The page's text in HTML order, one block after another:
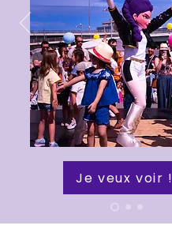
Je veux voir !